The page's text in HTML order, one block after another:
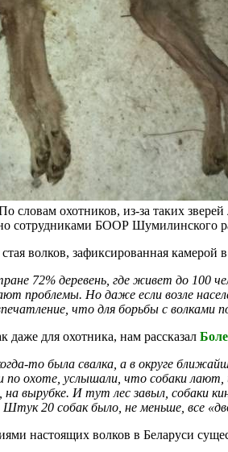
словам охотников, из-за таких
сотрудниками БООР Шумилинского
волков, зафиксированная камерой в
72% деревень, где живет до 100
проблемы. Но даже если возле
что для борьбы с волками
даже для охотника, нам рассказал
то была свалка, а в округе
по охоте, услышали, что собаки
вырубке. И тут лес завыл, собаки
Штук 20 собак было, не меньше, все
настоящих волков в Беларуси